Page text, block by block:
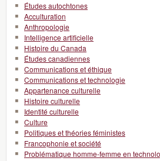
Études autochtones
Acculturation
Anthropologie
Intelligence artificielle
Histoire du Canada
Études canadiennes
Communications et éthique
Communications et technologie
Appartenance culturelle
Histoire culturelle
Identité culturelle
Culture
Politiques et théories féministes
Francophonie et société
Problématique homme-femme en